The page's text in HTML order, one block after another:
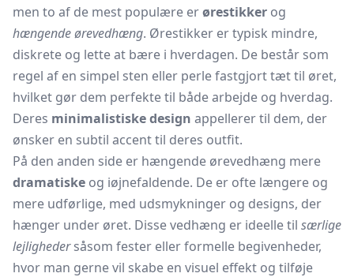
men to af de mest populære erørestikker og
hængende ørevedhæng. Ørestikker er typisk mindre,
diskrete og lette at bære i hverdagen. De består som
regel af en simpel sten eller perle fastgjort tæt til øret,
hvilket gør dem perfekte til både arbejde og hverdag.
Deres minimalistiske design appellerer til dem, der
ønsker en subtil accent til deres outfit.
På den anden side er hængende ørevedhæng mere
dramatiske og iøjnefaldende. De er ofte længere og
mere udførlige, med udsmykninger og designs, der
hænger under øret. Disse vedhæng er ideelle til særlige
lejlighedersåsom fester eller formelle begivenheder,
hvor man gerne vil skabe en visuel effekt og tilføje